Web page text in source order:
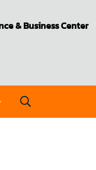
& Business Center